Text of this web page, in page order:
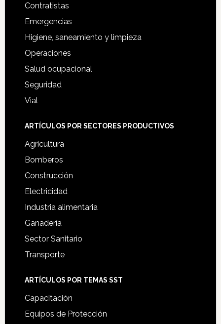
Contratistas
Emergencias
Higiene, saneamiento y limpieza
Operaciones
Salud ocupacional
Seguridad
Vial
ARTÍCULOS POR SECTORES PRODUCTIVOS
Agricultura
Bomberos
Construcción
Electricidad
Industria alimentaria
Ganadería
Sector Sanitario
Transporte
ARTÍCULOS POR TEMAS SST
Capacitación
Equipos de Protección